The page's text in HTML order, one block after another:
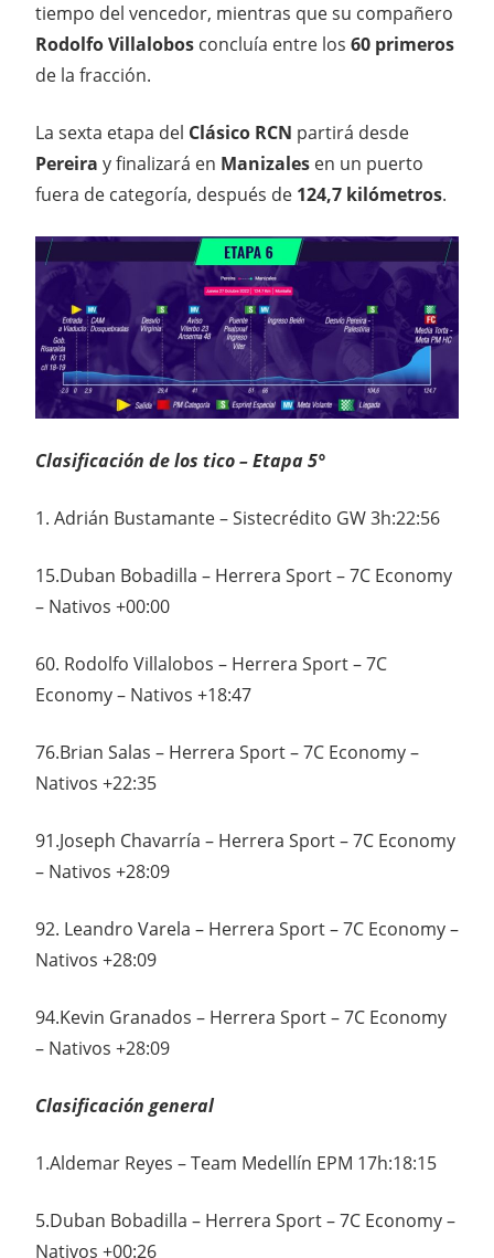
tiempo del vencedor, mientras que su compañero
Rodolfo Villalobos concluía entre los 60 primeros
de la fracción.
La sexta etapa del Clásico RCN partirá desde
Pereira y finalizará en Manizales en un puerto
fuera de categoría, después de 124,7 kilómetros.
Clasificación de los tico – Etapa 5°
1. Adrián Bustamante – Sistecrédito GW 3h:22:56
15.Duban Bobadilla – Herrera Sport – 7C Economy
– Nativos +00:00
60. Rodolfo Villalobos – Herrera Sport – 7C
Economy – Nativos +18:47
76.Brian Salas – Herrera Sport – 7C Economy –
Nativos +22:35
91.Joseph Chavarría – Herrera Sport – 7C Economy
– Nativos +28:09
92. Leandro Varela – Herrera Sport – 7C Economy –
Nativos +28:09
94.Kevin Granados – Herrera Sport – 7C Economy
– Nativos +28:09
Clasificación general
1.Aldemar Reyes – Team Medellín EPM 17h:18:15
5.Duban Bobadilla – Herrera Sport – 7C Economy –
Nativos +00:26